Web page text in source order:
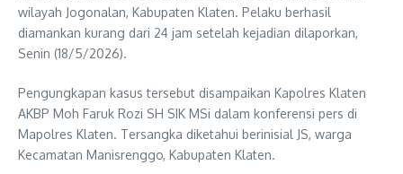
wilayah Jogonalan, Kabupaten Klaten. Pelaku berhasil
diamankan kurang dari 24 jam setelah kejadian dilaporkan,
Senin (18/5/2026).
Pengungkapan kasus tersebut disampaikan Kapolres Klaten
AKBP Moh Faruk Rozi SH SIK MSi dalam konferensi pers di
Mapolres Klaten. Tersangka diketahui berinisial JS, warga
Kecamatan Manisrenggo, Kabupaten Klaten.